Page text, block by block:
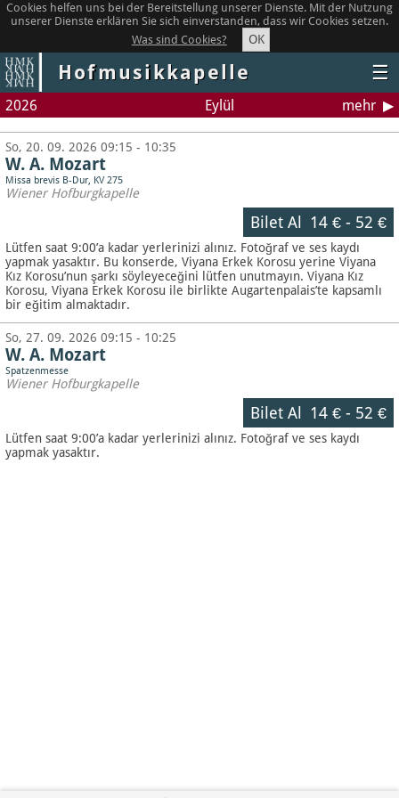
Cookies helfen uns bei der Bereitstellung unserer Dienste. Mit der Nutzung
unserer Dienste erklären Sie sich einverstanden, dass wir Cookies setzen.
Was sind Cookies?
OK
Hofmusikkapelle ☰
2026 Eylül mehr
So, 20. 09. 2026 09:15 - 10:35
W. A. Mozart
Missa brevis B-Dur, KV 275
Wiener Hofburgkapelle
Bilet Al 14 €- 52 €
Lütfen saat 9:00’a kadar yerlerinizi alınız. Fotoğraf ve ses kaydı
yapmak yasaktır. Bu konserde, Viyana Erkek Korosu yerine Viyana
Kız Korosu’nun şarkı söyleyeceğini lütfen unutmayın. Viyana Kız
Korosu, Viyana Erkek Korosu ile birlikte Augartenpalais’te kapsamlı
bir eğitim almaktadır.
So, 27. 09. 2026 09:15 - 10:25
W. A. Mozart
Spatzenmesse
Wiener Hofburgkapelle
Bilet Al 14 €- 52 €
Lütfen saat 9:00’a kadar yerlerinizi alınız. Fotoğraf ve ses kaydı
yapmak yasaktır.